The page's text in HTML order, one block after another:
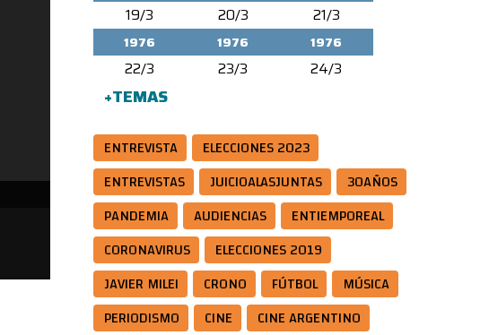
La Prensa, 3/02/1976. La cobertura muestra afinidad y legitimación hacia figuras que luego
nombramiento como parte de una "normalización", sin cuestionar las maneras represivas.
19/3 20/3 21/3
1976
22/3
1976
23/3
1976
24/3
+TEMAS
ENTREVISTA
ELECCIONES 2023
ENTREVISTAS
JUICIOALASJUNTAS
30AÑOS
PANDEMIA
AUDIENCIAS
ENTIEMPOREAL
CORONAVIRUS
ELECCIONES 2019
JAVIER MILEI
CRONO FÚTBOL
MÚSICA
PERIODISMO
CINE
CINE ARGENTINO